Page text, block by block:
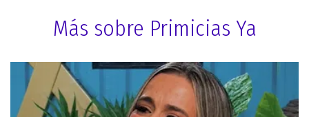
Más sobre Primicias Ya